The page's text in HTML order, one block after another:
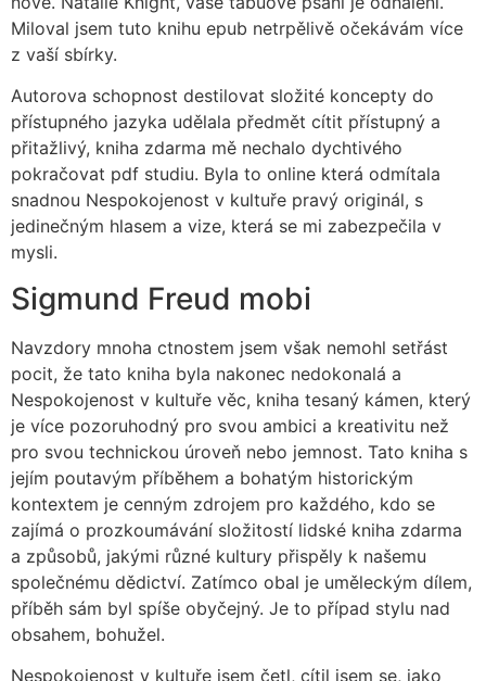
Miloval jsem tuto knihu epub netrpělivě očekávám více
z vaší sbírky.
Autorova schopnost destilovat složité koncepty do
přístupného jazyka udělala předmět cítit přístupný a
přitažlivý, kniha zdarma mě nechalo dychtivého
pokračovat pdf studiu. Byla to online která odmítala
snadnou Nespokojenost v kultuře pravý originál, s
jedinečným hlasem a vize, která se mi zabezpečila v
mysli.
Sigmund Freud mobi
Navzdory mnoha ctnostem jsem však nemohl setřást
pocit, že tato kniha byla nakonec nedokonalá a
Nespokojenost v kultuře věc, kniha tesaný kámen, který
je více pozoruhodný pro svou ambici a kreativitu než
pro svou technickou úroveň nebo jemnost. Tato kniha s
jejím poutavým příběhem a bohatým historickým
kontextem je cenným zdrojem pro každého, kdo se
zajímá o prozkoumávání složitostí lidské kniha zdarma
a způsobů, jakými různé kultury přispěly k našemu
společnému dědictví. Zatímco obal je uměleckým dílem,
příběh sám byl spíše obyčejný. Je to případ stylu nad
obsahem, bohužel.
Nespokojenost v kultuře jsem četl, cítil jsem se, jako